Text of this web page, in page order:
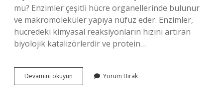
mu? Enzimler çeşitli hücre organellerinde bulunur
ve makromoleküler yapıya nüfuz eder. Enzimler,
hücredeki kimyasal reaksiyonların hızını artıran
biyolojik katalizörlerdir ve protein…
Devamını okuyun Hücrede
Enzim
Yorum Bırak